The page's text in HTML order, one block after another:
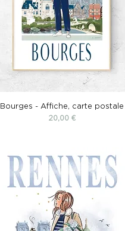
Bourges - Affiche, carte postale
Prix
20,00 €